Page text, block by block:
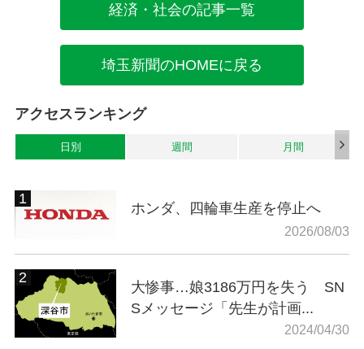
経済・社会の記事一覧
埼玉新聞のHOMEに戻る
アクセスランキング
日別 週間 月間
ホンダ、四輪車生産を停止へ
2026/08/03
大惨事…娘3186万円を失う SN
Sメッセージ「先生が計画...
2024/04/30